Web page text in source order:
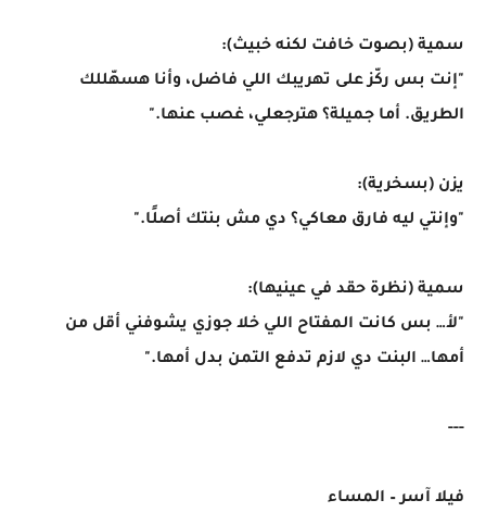
سمية (بصوت خافت لكنه خبيث):
"إنت بس ركّز على تهريبك اللي فاضل، وأنا هسهّللك
الطريق. أما جميلة؟ هترجعلي، غصب عنها."
يزن (بسخرية):
"وإنتي ليه فارق معاكي؟ دي مش بنتك أصلًا."
سمية (نظرة حقد في عينيها):
"لأ… بس كانت المفتاح اللي خلا جوزي يشوفني أقل من
أمها… البنت دي لازم تدفع التمن بدل أمها."
---
فيلا آسر – المساء